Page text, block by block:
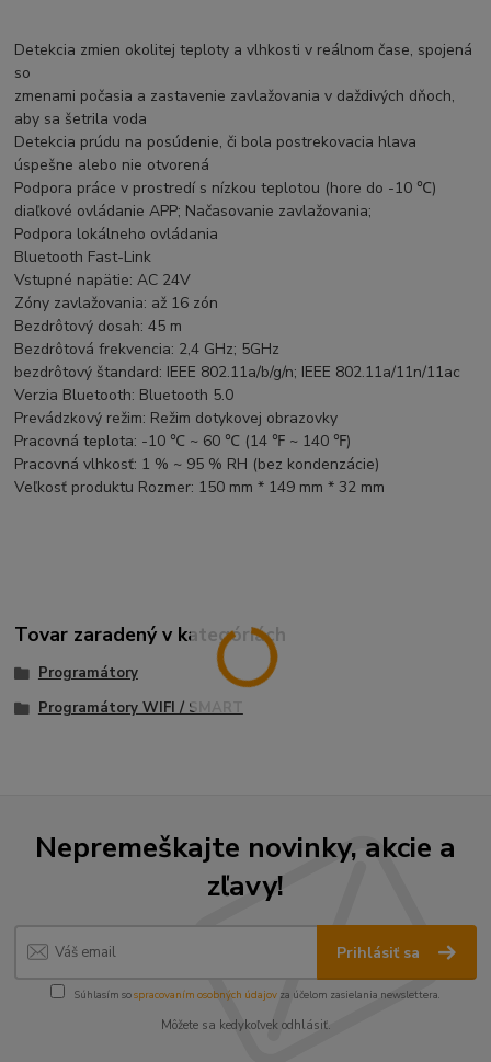
Detekcia zmien okolitej teploty a vlhkosti v reálnom čase, spojená
so
zmenami počasia a zastavenie zavlažovania v daždivých dňoch,
aby sa šetrila voda
Detekcia prúdu na posúdenie, či bola postrekovacia hlava
úspešne alebo nie otvorená
Podpora práce v prostredí s nízkou teplotou (hore do -10 ℃)
diaľkové ovládanie APP; Načasovanie zavlažovania;
Podpora lokálneho ovládania
Bluetooth Fast-Link
Vstupné napätie: AC 24V
Zóny zavlažovania: až 16 zón
Bezdrôtový dosah: 45 m
Bezdrôtová frekvencia: 2,4 GHz; 5GHz
bezdrôtový štandard: IEEE 802.11a/b/g/n; IEEE 802.11a/11n/11ac
Verzia Bluetooth: Bluetooth 5.0
Prevádzkový režim: Režim dotykovej obrazovky
Pracovná teplota: -10 ℃ ~ 60 ℃ (14 ℉ ~ 140 ℉)
Pracovná vlhkosť: 1 % ~ 95 % RH (bez kondenzácie)
Veľkosť produktu Rozmer: 150 mm * 149 mm * 32 mm
Tovar zaradený v kategóriách
Programátory
Programátory WIFI / SMART
Nepremeškajte novinky, akcie a
zľavy!
Prihlásiť sa
Súhlasím sospracovaním osobných údajov za účelom zasielania newslettera.
Môžete sa kedykoľvek odhlásiť.